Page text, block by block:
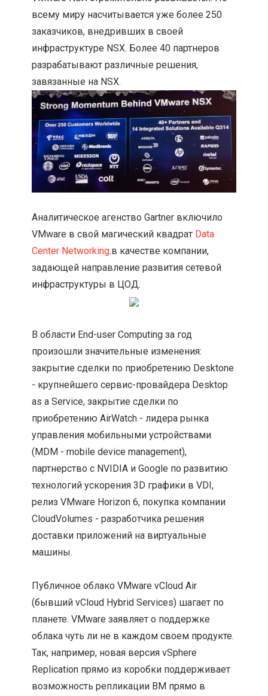
всему миру насчитывается уже более 250
заказчиков, внедривших в своей
инфраструктуре NSX. Более 40 партнеров
разрабатывают различные решения,
завязанные на NSX.
Аналитическое агенство Gartner включило
VMware в свой магический квадрат Data
Center Networking.в качестве компании,
задающей направление развития сетевой
инфраструктуры в ЦОД.
В области End-user Computing за год
произошли значительные изменения:
закрытие сделки по приобретению Desktone
- крупнейшего сервис-провайдера Desktop
as a Service, закрытие сделки по
приобретению AirWatch - лидера рынка
управления мобильными устройствами
(MDM - mobile device management),
партнерство с NVIDIA и Google по развитию
технологий ускорения 3D графики в VDI,
релиз VMware Horizon 6, покупка компании
CloudVolumes - разработчика решения
доставки приложений на виртуальные
машины.
Публичное облако VMware vCloud Air
(бывший vCloud Hybrid Services) шагает по
планете. VMware заявляет о поддержке
облака чуть ли не в каждом своем продукте.
Так, например, новая версия vSphere
Replication прямо из коробки поддерживает
возможность репликации ВМ прямо в